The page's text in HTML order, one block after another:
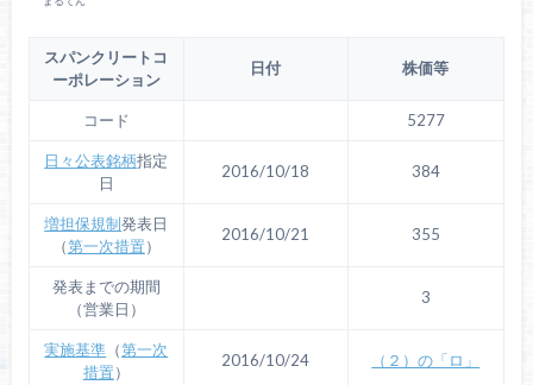
スパンクリートコ
ーポレーション
日付 株価等
コード 5277
日々公表銘柄指定
日
2016/10/18 384
増担保規制発表日
（第一次措置）
2016/10/21 355
発表までの期間
（営業日）
3
実施基準 （第一次
措置）
2016/10/24 （２）の「ロ」